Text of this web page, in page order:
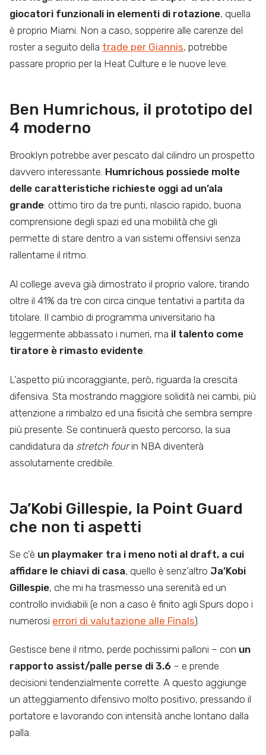
giocatori funzionali in elementi di rotazione, quella
è proprio Miami. Non a caso, sopperire alle carenze del
roster a seguito della trade per Giannis, potrebbe
passare proprio per la Heat Culture e le nuove leve.
Ben Humrichous, il prototipo del
4 moderno
Brooklyn potrebbe aver pescato dal cilindro un prospetto
davvero interessante. Humrichous possiede molte
delle caratteristiche richieste oggi ad un’ala
grande: ottimo tiro da tre punti, rilascio rapido, buona
comprensione degli spazi ed una mobilità che gli
permette di stare dentro a vari sistemi offensivi senza
rallentarne il ritmo.
Al college aveva già dimostrato il proprio valore, tirando
oltre il 41% da tre con circa cinque tentativi a partita da
titolare. Il cambio di programma universitario ha
leggermente abbassato i numeri, ma il talento come
tiratore è rimasto evidente
L’aspetto più incoraggiante, però, riguarda la crescita
difensiva. Sta mostrando maggiore solidità nei cambi, più
attenzione a rimbalzo ed una fisicità che sembra sempre
più presente. Se continuerà questo percorso, la sua
candidatura da stretch fourin NBA diventerà
assolutamente credibile.
Ja’Kobi Gillespie, la Point Guard
che non ti aspetti
Se c’è un playmaker tra i meno noti al draft, a cui
affidare le chiavi di casa, quello è senz’altro Ja’Kobi
Gillespie, che mi ha trasmesso una serenità ed un
controllo invidiabili (e non a caso è finito agli Spurs dopo i
numerosi errori di valutazione alle Finals).
Gestisce bene il ritmo, perde pochissimi palloni – con un
rapporto assist/palle perse di 3.6 – e prende
decisioni tendenzialmente corrette. A questo aggiunge
un atteggiamento difensivo molto positivo, pressando il
portatore e lavorando con intensità anche lontano dalla
palla.